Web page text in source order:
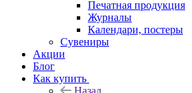
Печатная продукция
Журналы
Календари, постеры
Сувениры
Акции
Блог
Как купить
Назад